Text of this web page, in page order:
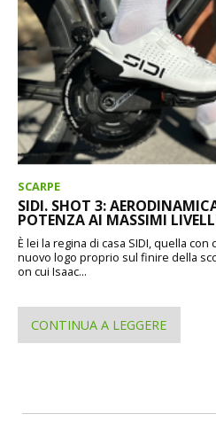
SCARPE
SIDI. SHOT 3:
POTENZA AI MASSIMI
È lei la regina di casa SIDI, quella
nuovo logo proprio sul finire della
on cui Isaac...
CONTINUA A LEGGERE